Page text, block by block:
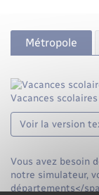
Métropole
Vacances
Voir la version
Vous avez besoin
notre simulateur,
départements</